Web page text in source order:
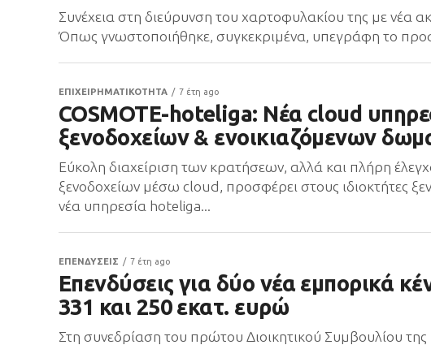
Συνέχεια στη διεύρυνση του χαρτοφυλακίου της με νέα
Όπως γνωστοποιήθηκε, συγκεκριμένα, υπεγράφη το
ΕΠΙΧΕΙΡΗΜΑΤΙΚΟΤΗΤΑ 7 έτη ago
COSMOTE-hoteliga: Νέα cloud
ξενοδοχείων & ενοικιαζόμενων
Εύκολη διαχείριση των κρατήσεων, αλλά και πλήρη
ξενοδοχείων μέσω cloud, προσφέρει στους ιδιοκτήτες
νέα υπηρεσία hoteliga...
ΕΠΕΝΔΥΣΕΙΣ 7 έτη ago
Επενδύσεις για δύο νέα εμπορικά
331 και 250 εκατ. ευρώ
Στη συνεδρίαση του πρώτου Διοικητικού Συμβουλίου της